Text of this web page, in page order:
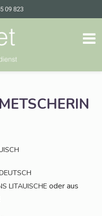
09 823
LITAUISCHE oder aus